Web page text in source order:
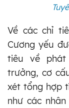
Về các chỉ
Cương yếu
tiêu về
trưởng, cơ
xét tổng hợp
như các